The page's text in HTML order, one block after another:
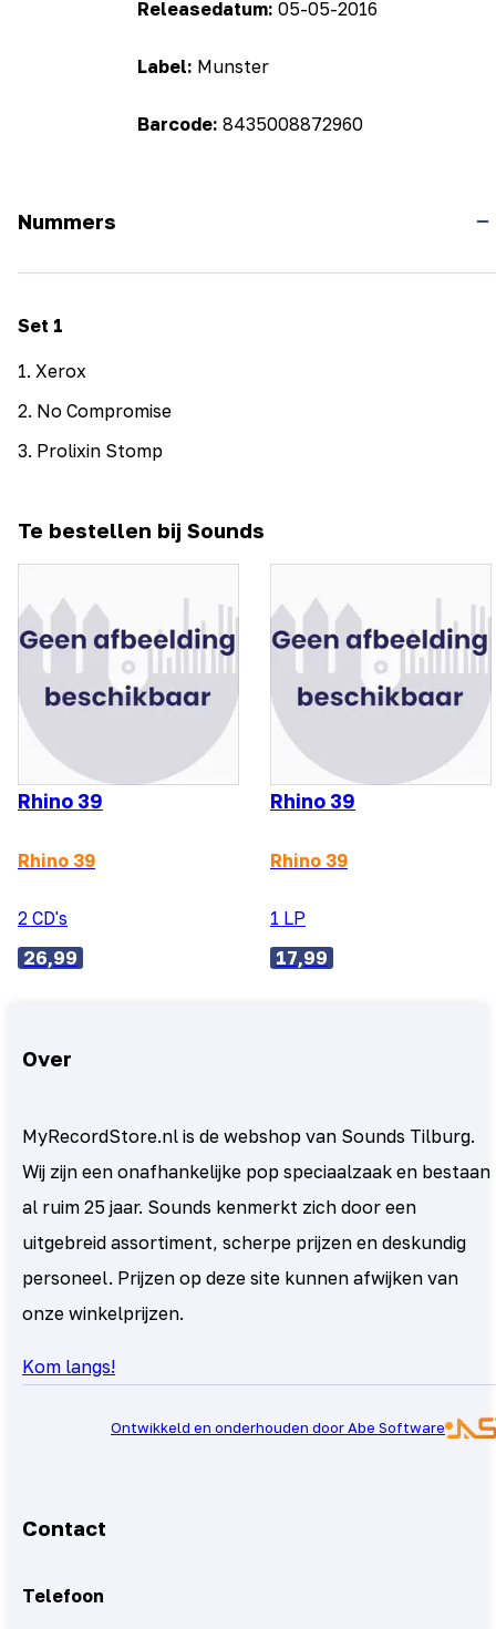
Releasedatum: 05-05-2016
Label: Munster
Barcode: 8435008872960
Nummers
Set 1
1. Xerox
2. No Compromise
3. Prolixin Stomp
Te bestellen bij Sounds
Rhino 39
Rhino 39
2 CD's
26,99
Rhino 39
Rhino 39
1 LP
17,99
Over
MyRecordStore.nl is de webshop van Sounds Tilburg.
Wij zijn een onafhankelijke pop speciaalzaak en bestaan
al ruim 25 jaar. Sounds kenmerkt zich door een
uitgebreid assortiment, scherpe prijzen en deskundig
personeel. Prijzen op deze site kunnen afwijken van
onze winkelprijzen.
Kom langs!
Ontwikkeld en onderhouden door Abe Software
Contact
Telefoon